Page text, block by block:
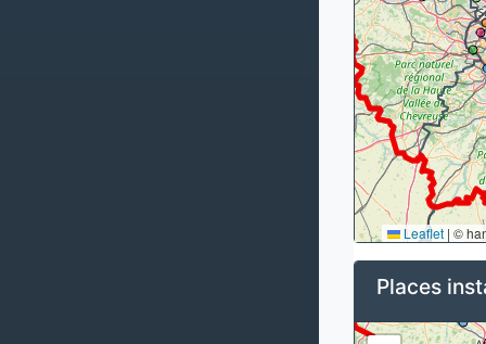
Leaflet | ©
Places